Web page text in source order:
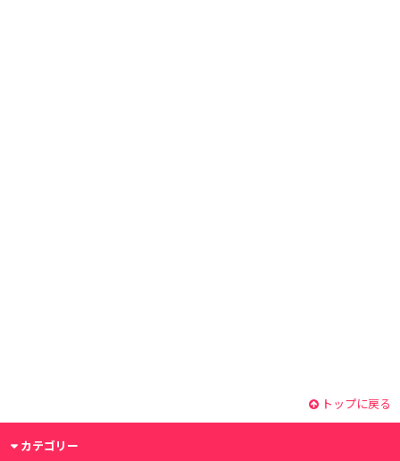
トップに戻る
カテゴリー